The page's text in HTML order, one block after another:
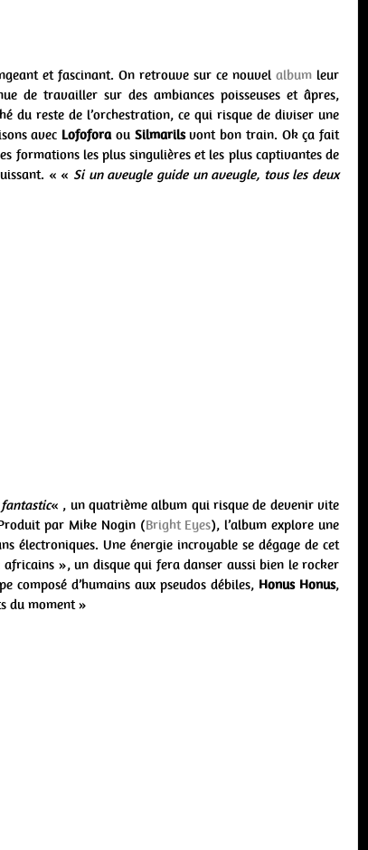
et fascinant. On retrouve sur ce nouvel albumleur
de travailler sur des ambiances poisseuses et âpres,
du reste de l’orchestration, ce qui risque de diviser une
avec Lofoforaou Silmarilsvont bon train. Ok ça fait
formations les plus singulières et les plus captivantes de
« « Si un aveugle guide un aveugle, tous les deux
« , un quatrième album qui risque de devenir vite
par Mike Nogin (Bright Eyes), l’album explore une
électroniques. Une énergie incroyable se dégage de cet
», un disque qui fera danser aussi bien le rocker
composé d’humains aux pseudos débiles, Honus Honus,
du moment »